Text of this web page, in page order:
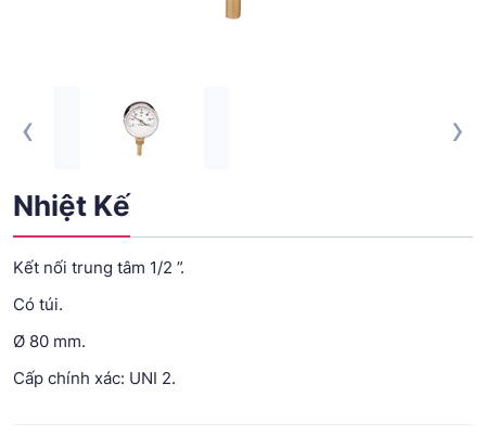
‹ ›
Nhiệt Kế
Kết nối trung tâm 1/2 ”.
Có túi.
Ø 80 mm.
Cấp chính xác: UNI 2.